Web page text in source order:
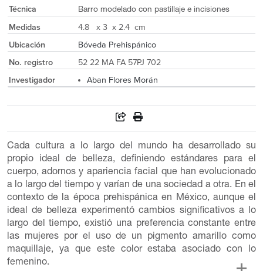
Técnica
Barro modelado con pastillaje e incisiones
Medidas
4.8 x 3 x 2.4 cm
Ubicación
Bóveda Prehispánico
No. registro
52 22 MA FA 57PJ 702
Investigador
Aban Flores Morán
Cada cultura a lo largo del mundo ha desarrollado su
propio ideal de belleza, definiendo estándares para el
cuerpo, adornos y apariencia facial que han evolucionado
a lo largo del tiempo y varían de una sociedad a otra. En el
contexto de la época prehispánica en México, aunque el
ideal de belleza experimentó cambios significativos a lo
largo del tiempo, existió una preferencia constante entre
las mujeres por el uso de un pigmento amarillo como
maquillaje, ya que este color estaba asociado con lo
femenino.